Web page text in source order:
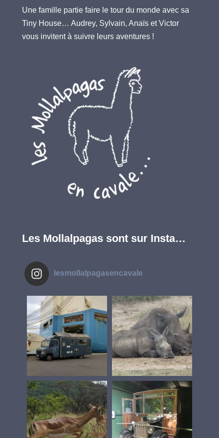
Une famille partie faire le tour du monde avec sa
Tiny House… Audrey, Sylvain, Anaïs et Victor
vous invitent à suivre leurs aventures !
Les Mollalpagas sont sur Insta…
lesmollalpagasencavale